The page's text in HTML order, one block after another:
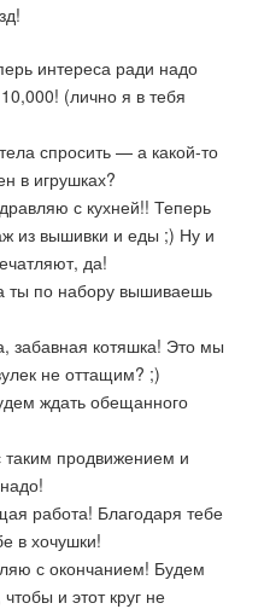
интереса ради надо
(лично я в тебя
спросить — а какой-то
в игрушках?
с кухней!! Теперь
из вышивки и еды ;) Ну и
да!
ты по набору вышиваешь
забавная котяшка! Это мы
не оттащим? ;)
ждать обещанного
продвижением и
работа! Благодаря тебе
в хочушки!
с окончанием! Будем
и этот круг не